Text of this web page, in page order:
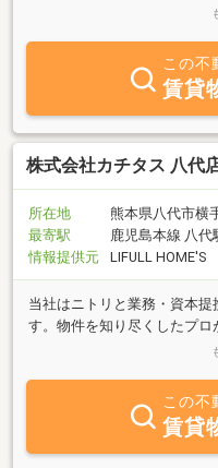
ックし、自社規格に沿って
この不
賃貸
株式会社カチタス 八代
所在地
熊本県八代市横
最寄駅
鹿児島本線 八代
情報提供元
LIFULL HOME'S
当社はニトリと業務・資本
す。物件を知り尽くしたプ
ックし、自社規格に沿って
この不
賃貸